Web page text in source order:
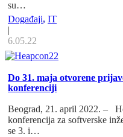
su…
Događaji, IT
|
6.05.22
Do 31. maja otvorene
konferenciji
Beograd, 21. april 2022. –
konferencija za softverske
se 3. i…